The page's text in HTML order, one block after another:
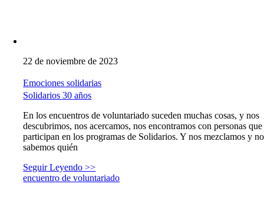
22 de noviembre de 2023
Emociones solidarias
Solidarios 30 años
En los encuentros de voluntariado suceden muchas cosas, y nos
descubrimos, nos acercamos, nos encontramos con personas que
participan en los programas de Solidarios. Y nos mezclamos y no
sabemos quién
Seguir Leyendo >>
encuentro de voluntariado